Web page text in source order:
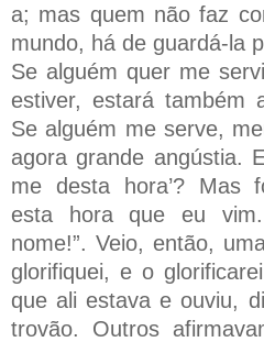
a; mas quem não faz
mundo, há de guardá-la
Se alguém quer me
estiver, estará também
Se alguém me serve,
agora grande angústia.
me desta hora’? Mas
esta hora que eu
nome!”. Veio, então,
glorifiquei, e o
que ali estava e ouviu,
trovão. Outros